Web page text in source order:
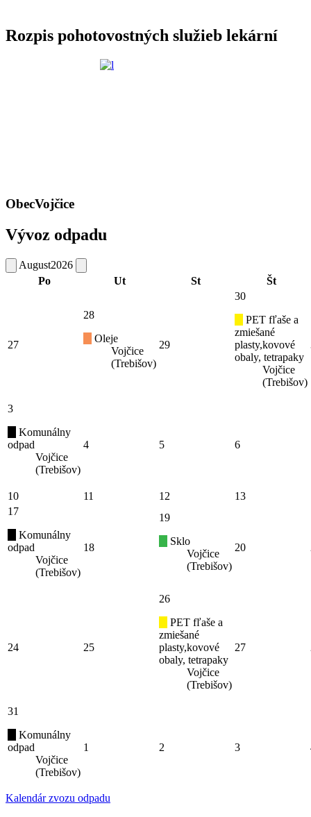
Rozpis pohotovostných služieb lekární
ObecVojčice
Vývoz odpadu
August2026
Po
Ut St Št
27
28
Oleje
Vojčice
(Trebišov)
29
30
PET fľaše a
zmiešané
plasty,kovové
obaly, tetrapaky
Vojčice
(Trebišov)
3
Komunálny
odpad
Vojčice
(Trebišov)
4 5 6
10 11 12 13
17
Komunálny
odpad
Vojčice
(Trebišov)
18
19
Sklo
Vojčice
(Trebišov)
20
24 25
26
PET fľaše a
zmiešané
plasty,kovové
obaly, tetrapaky
Vojčice
(Trebišov)
27
31
Komunálny
odpad
Vojčice
(Trebišov)
1 2 3
Kalendár zvozu odpadu